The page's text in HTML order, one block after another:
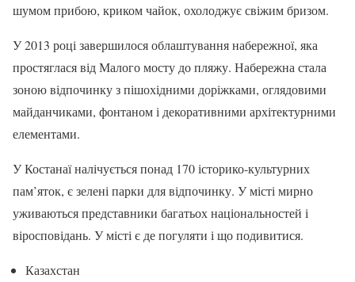
шумом прибою, криком чайок, охолоджує свіжим бризом.
У 2013 році завершилося облаштування набережної, яка
простяглася від Малого мосту до пляжу. Набережна стала
зоною відпочинку з пішохідними доріжками, оглядовими
майданчиками, фонтаном і декоративними архітектурними
елементами.
У Костанаї налічується понад 170 історико-культурних
пам’яток, є зелені парки для відпочинку. У місті мирно
уживаються представники багатьох національностей і
віросповідань. У місті є де погуляти і що подивитися.
Казахстан